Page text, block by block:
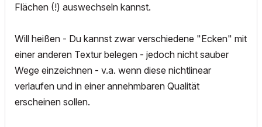
Flächen (!) auswechseln kannst.
Will heißen - Du kannst zwar verschiedene "Ecken" mit
einer anderen Textur belegen - jedoch nicht sauber
Wege einzeichnen - v.a. wenn diese nichtlinear
verlaufen und in einer annehmbaren Qualität
erscheinen sollen.